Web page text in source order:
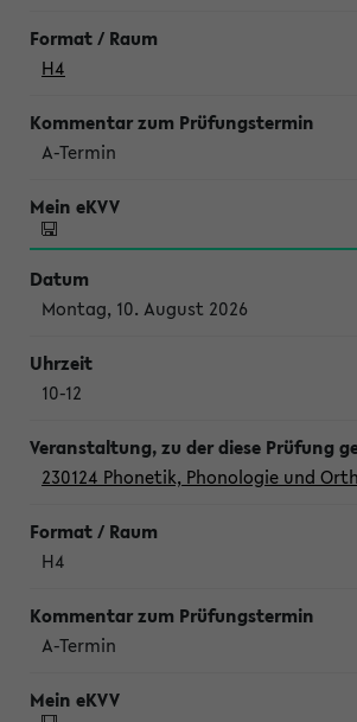
H4
A-Termin
Montag, 10. August 2026
10-12
230124 Phonetik, Phonologie und
H4
A-Termin